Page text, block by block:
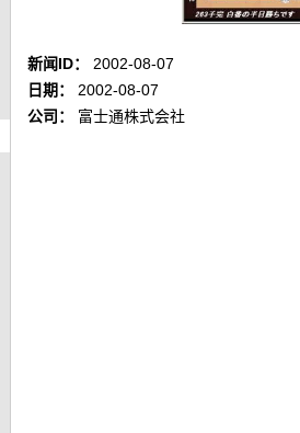
新闻ID：
2002-08-07
日期：
2002-08-07
公司：
富士通株式会社